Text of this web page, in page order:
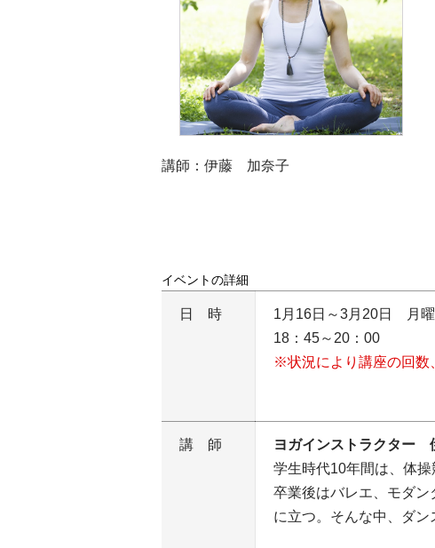
講師：伊藤 加奈子
イベントの詳細
日時
1月16日～3月20日 月
18：45～20：00
※状況により講座の回数
講師
ヨガインストラクター
学生時代10年間は、体
卒業後はバレエ、モダ
に立つ。そんな中、ダン